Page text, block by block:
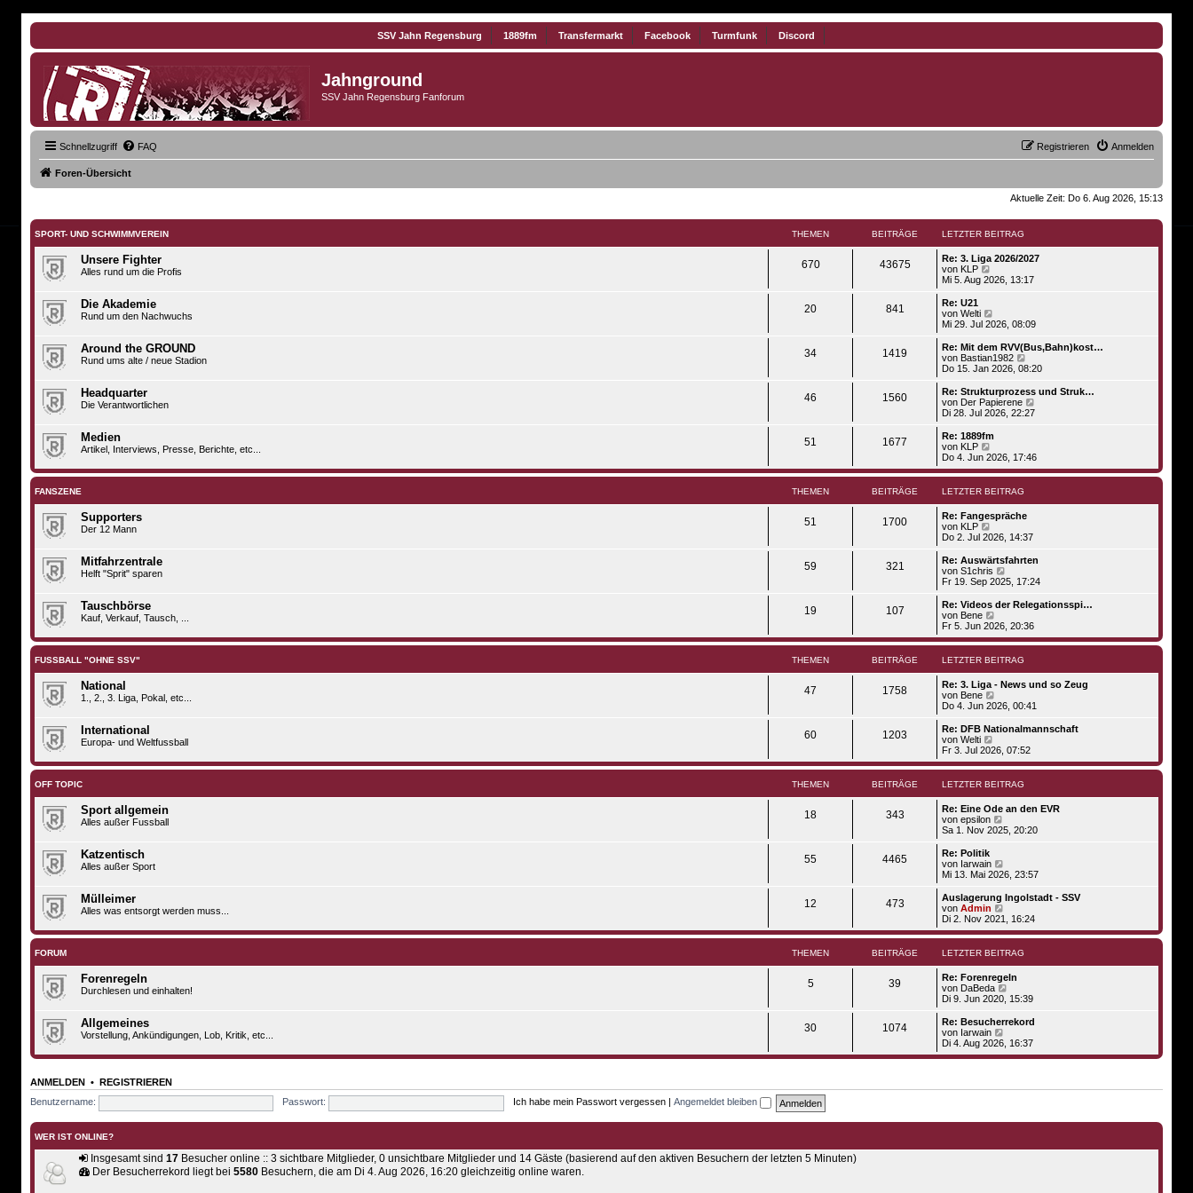
SSV Jahn Regensburg 1889fm Transfermarkt Facebook Turmfunk Discord
Jahnground
SSV Jahn Regensburg Fanforum
Schnellzugriff FAQ Anmelden
Registrieren
Foren-Übersicht
Aktuelle Zeit: Do 6. Aug 2026, 15:13
SPORT- UND SCHWIMMVEREIN THEMEN BEITRÄGE LETZTER BEITRAG
Unsere Fighter
Alles rund um die Profis
670 43675
Re: 3. Liga 2026/2027
von KLP
e
s
t
B
e
i
r
a
g
Mi 5. Aug 2026, 13:17
Die Akademie
Rund um den Nachwuchs
20 841
Re: U21
vonWelti
e
e
s
t
B
e
i
g
Mi 29. Jul 2026, 08:09
Around the GROUND
Rund ums alte / neue Stadion
34 1419
Re: Mit dem RVV(Bus,Bahn)kost…
von Bastian1982
e
e
s
t
e
i
t
g
Do 15. Jan 2026, 08:20
Headquarter
Die Verantwortlichen
46 1560
Re: Strukturprozess und Struk…
von Der Papierene
t
r
i
Di 28. Jul 2026, 22:27
Medien
Artikel, Interviews, Presse, Berichte, etc...
51 1677
Re: 1889fm
von KLP
e
u
e
s
r
e
t
r
a
Do 4. Jun 2026, 17:46
FANSZENE THEMEN BEITRÄGE LETZTER BEITRAG
Supporters
Der 12 Mann
51 1700
Re: Fangespräche
von KLP
e
e
s
t
B
e
i
t
a
g
Do 2. Jul 2026, 14:37
Mitfahrzentrale
Helft "Sprit" sparen
59 321
Re: Auswärtsfahrten
vonS1chris
e
e
r
B
e
i
t
a
Fr 19. Sep 2025, 17:24
Tauschbörse
Kauf, Verkauf, Tausch, ...
19 107
Re: Videos der Relegationsspi…
von Bene
e
u
e
s
r
e
t
a
g
Fr 5. Jun 2026, 20:36
FUSSBALL "OHNE SSV" THEMEN BEITRÄGE LETZTER BEITRAG
National
1., 2., 3. Liga, Pokal, etc...
47 1758
Re: 3. Liga - News und so Zeug
von Bene
e
e
t
r
B
e
i
t
r
a
Do 4. Jun 2026, 00:41
International
Europa- und Weltfussball
60 1203
Re: DFB Nationalmannschaft
vonWelti
e
u
e
s
r
B
e
r
a
Fr 3. Jul 2026, 07:52
OFF TOPIC THEMEN BEITRÄGE LETZTER BEITRAG
Sport allgemein
Alles außer Fussball
18 343
Re: Eine Ode an den EVR
vonepsilon
e
t
r
B
i
t
a
g
Sa 1. Nov 2025, 20:20
Katzentisch
Alles außer Sport
55 4465
Re: Politik
von Iarwain
e
e
e
r
B
e
i
t
r
a
Mi 13. Mai 2026, 23:57
Mülleimer
Alles was entsorgt werden muss...
12 473
Auslagerung Ingolstadt - SSV
vonAdmin
u
e
s
r
B
e
t
a
g
Di 2. Nov 2021, 16:24
FORUM THEMEN BEITRÄGE LETZTER BEITRAG
Forenregeln
Durchlesen und einhalten!
5 39
Re: Forenregeln
von DaBeda
e
e
t
r
i
a
Di 9. Jun 2020, 15:39
Allgemeines
Vorstellung, Ankündigungen, Lob, Kritik, etc...
30 1074
Re: Besucherrekord
von Iarwain
e
u
t
Di 4. Aug 2026, 16:37
ANMELDEN• REGISTRIEREN
Benutzername:
Passwort: Ich habe mein Passwort vergessen Angemeldet bleiben
WER IST ONLINE?
Insgesamt sind 17Besucher online :: 3 sichtbare Mitglieder, 0 unsichtbare Mitglieder und 14 Gäste (basierend auf den aktiven Besuchern der letzten 5 Minuten)
Der Besucherrekord liegt bei 5580Besuchern, die am Di 4. Aug 2026, 16:20 gleichzeitig online waren.